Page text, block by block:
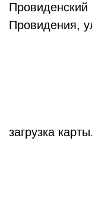
Провиденский
Провидения,
загрузка